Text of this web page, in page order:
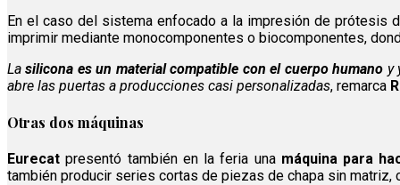
En el caso del sistema enfocado a la impresión de prótesis
imprimir mediante monocomponentes o biocomponentes,
Lasilicona es un material compatible con el cuerpo humano y
abre las puertas a producciones casi personalizadas, remarca
Otras dos máquinas
Eurecat presentó también en la feria unamáquina para
también producir series cortas de piezas de chapa sin